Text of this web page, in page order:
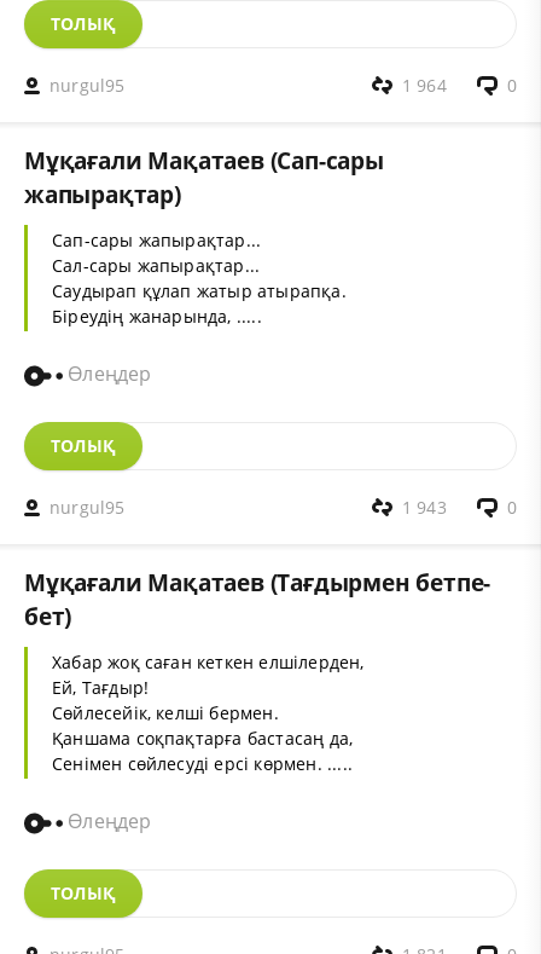
ТОЛЫҚ
nurgul95 0
1 964
Мұқағали Мақатаев (Сап-сары
жапырақтар)
Сап-сары жапырақтар...
Сал-сары жапырақтар...
Саудырап құлап жатыр атырапқа.
Біреудің жанарында, .....
Өлеңдер
ТОЛЫҚ
nurgul95 0
1 943
Мұқағали Мақатаев (Тағдырмен бетпе-
бет)
Хабар жоқ саған кеткен елшілерден,
Ей, Тағдыр!
Сөйлесейік, келші бермен.
Қаншама соқпақтарға бастасаң да,
Сенімен сөйлесуді ерсі көрмен. .....
Өлеңдер
ТОЛЫҚ